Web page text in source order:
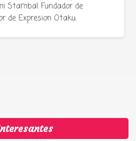
Stamba! Fundador de
de Expresion Otaku.